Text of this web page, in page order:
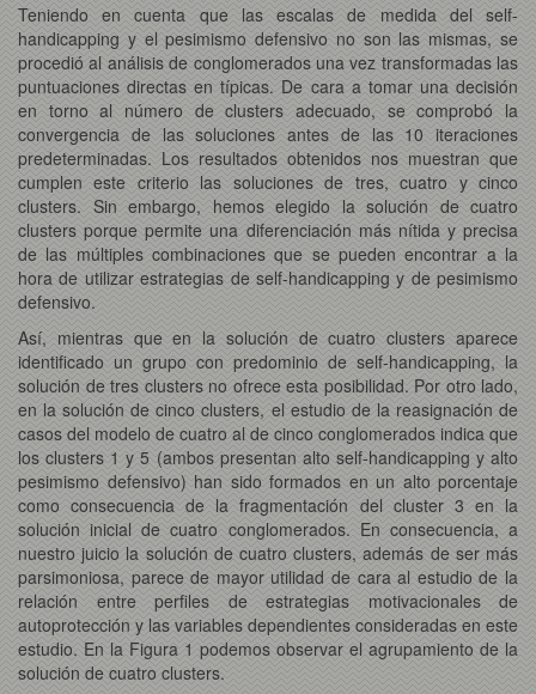
Teniendo en cuenta que las escalas de medida del self-
handicapping y el pesimismo defensivo no son las mismas, se
procedió al análisis de conglomerados una vez transformadas las
puntuaciones directas en típicas. De cara a tomar una decisión
en torno al número de clusters adecuado, se comprobó la
convergencia de las soluciones antes de las 10 iteraciones
predeterminadas. Los resultados obtenidos nos muestran que
cumplen este criterio las soluciones de tres, cuatro y cinco
clusters. Sin embargo, hemos elegido la solución de cuatro
clusters porque permite una diferenciación más nítida y precisa
de las múltiples combinaciones que se pueden encontrar a la
hora de utilizar estrategias de self-handicapping y de pesimismo
defensivo.
Así, mientras que en la solución de cuatro clusters aparece
identificado un grupo con predominio de self-handicapping, la
solución de tres clusters no ofrece esta posibilidad. Por otro lado,
en la solución de cinco clusters, el estudio de la reasignación de
casos del modelo de cuatro al de cinco conglomerados indica que
los clusters 1 y 5 (ambos presentan alto self-handicapping y alto
pesimismo defensivo) han sido formados en un alto porcentaje
como consecuencia de la fragmentación del cluster 3 en la
solución inicial de cuatro conglomerados. En consecuencia, a
nuestro juicio la solución de cuatro clusters, además de ser más
parsimoniosa, parece de mayor utilidad de cara al estudio de la
relación entre perfiles de estrategias motivacionales de
autoprotección y las variables dependientes consideradas en este
estudio. En la Figura 1 podemos observar el agrupamiento de la
solución de cuatro clusters.